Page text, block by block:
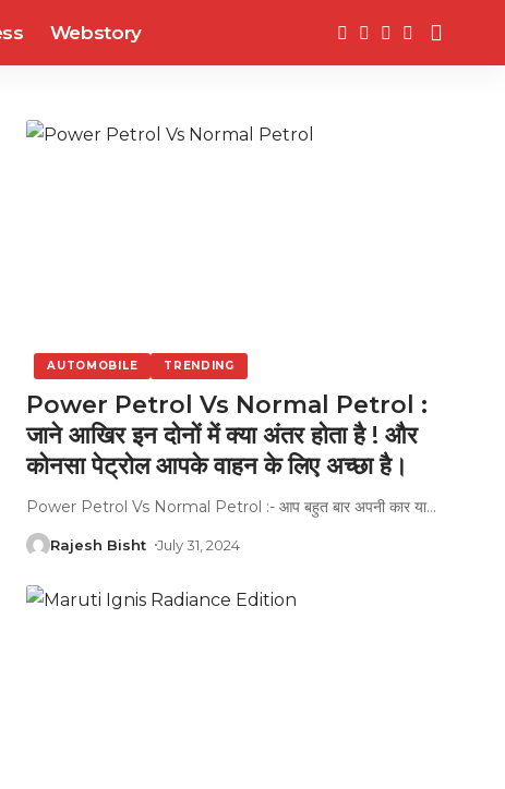
Webstory
AUTOMOBILE TRENDING
Power Petrol Vs Normal Petrol :
जाने आखिर इन दोनों में क्या अंतर होता है ! और
कोनसा पेट्रोल आपके वाहन के लिए अच्छा है।
Power Petrol Vs Normal Petrol :- आप बहुत बार अपनी कार या…
Rajesh Bisht July 31, 2024